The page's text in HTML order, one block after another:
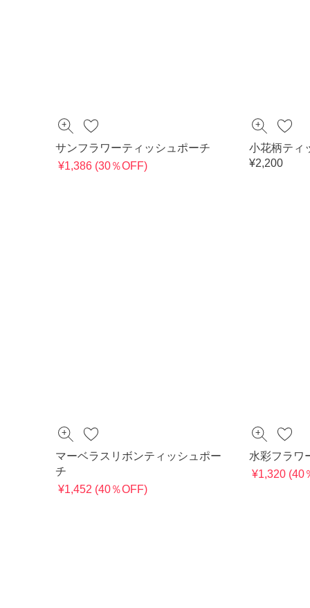
サンフラワーティッシュポーチ
¥1,386 (30％OFF)
小花柄ティ
¥2,200
マーベラスリボンティッシュポー
チ
¥1,452 (40％OFF)
水彩フラワ
¥1,320 (40